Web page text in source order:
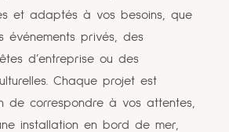
et adaptés à vos besoins, que
événements privés, des
d’entreprise ou des
Chaque projet est
de correspondre à vos attentes,
installation en bord de mer,